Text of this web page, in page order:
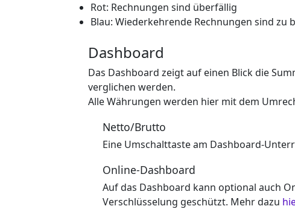
Rot: Rechnungen sind überfällig
Blau: Wiederkehrende Rechnungen sind zu
Dashboard
Das Dashboard zeigt auf einen Blick die
verglichen werden.
Alle Währungen werden hier mit dem
Netto/Brutto
Eine Umschalttaste am Dashboard-
Online-Dashboard
Auf das Dashboard kann optional auch
Verschlüsselung geschützt. Mehr dazu